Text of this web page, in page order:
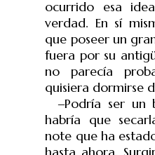
ocurrido esa
verdad. En sí
que poseer un
fuera por su
no parecía
quisiera dormirse
‒Podría ser un
habría que
note que ha